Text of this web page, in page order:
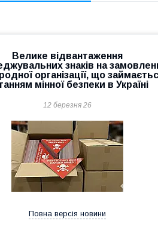
Велике відвантаження
знаків на
організації, що
мінної безпеки в Україні
12 березня 26
Повна версія новини